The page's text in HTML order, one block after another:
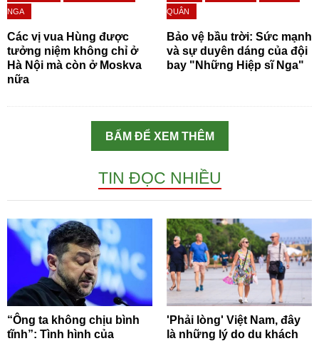
NGA
Các vị vua Hùng được
tưởng niệm không chỉ ở
Hà Nội mà còn ở Moskva
nữa
QUÂN
Bảo vệ bầu trời: Sức mạnh
và sự duyên dáng của đội
bay "Những Hiệp sĩ Nga"
BẤM ĐỂ XEM THÊM
TIN ĐỌC NHIỀU
“Ông ta không chịu bình
tĩnh”: Tình hình của
'Phải lòng' Việt Nam, đây
là những lý do du khách